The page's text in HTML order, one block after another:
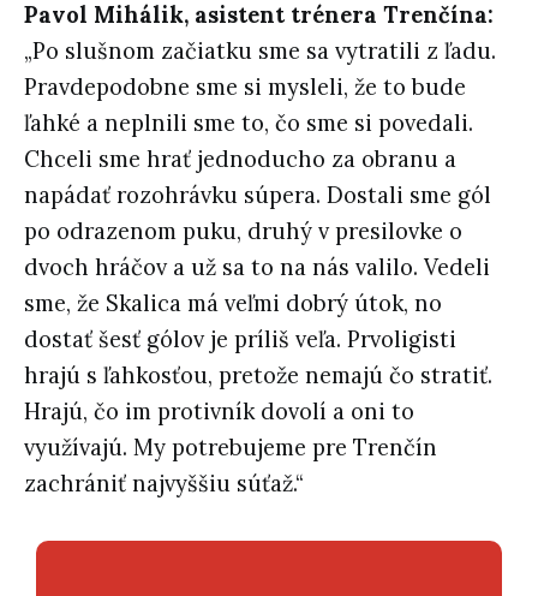
Pavol Mihálik, asistent trénera Trenčína:
„Po slušnom začiatku sme sa vytratili z ľadu.
Pravdepodobne sme si mysleli, že to bude
ľahké a neplnili sme to, čo sme si povedali.
Chceli sme hrať jednoducho za obranu a
napádať rozohrávku súpera. Dostali sme gól
po odrazenom puku, druhý v presilovke o
dvoch hráčov a už sa to na nás valilo. Vedeli
sme, že Skalica má veľmi dobrý útok, no
dostať šesť gólov je príliš veľa. Prvoligisti
hrajú s ľahkosťou, pretože nemajú čo stratiť.
Hrajú, čo im protivník dovolí a oni to
využívajú. My potrebujeme pre Trenčín
zachrániť najvyššiu súťaž.“